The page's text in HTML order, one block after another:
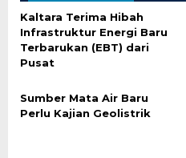
Kaltara Terima Hibah
Infrastruktur Energi Baru
Terbarukan (EBT) dari
Pusat
Sumber Mata Air Baru
Perlu Kajian Geolistrik